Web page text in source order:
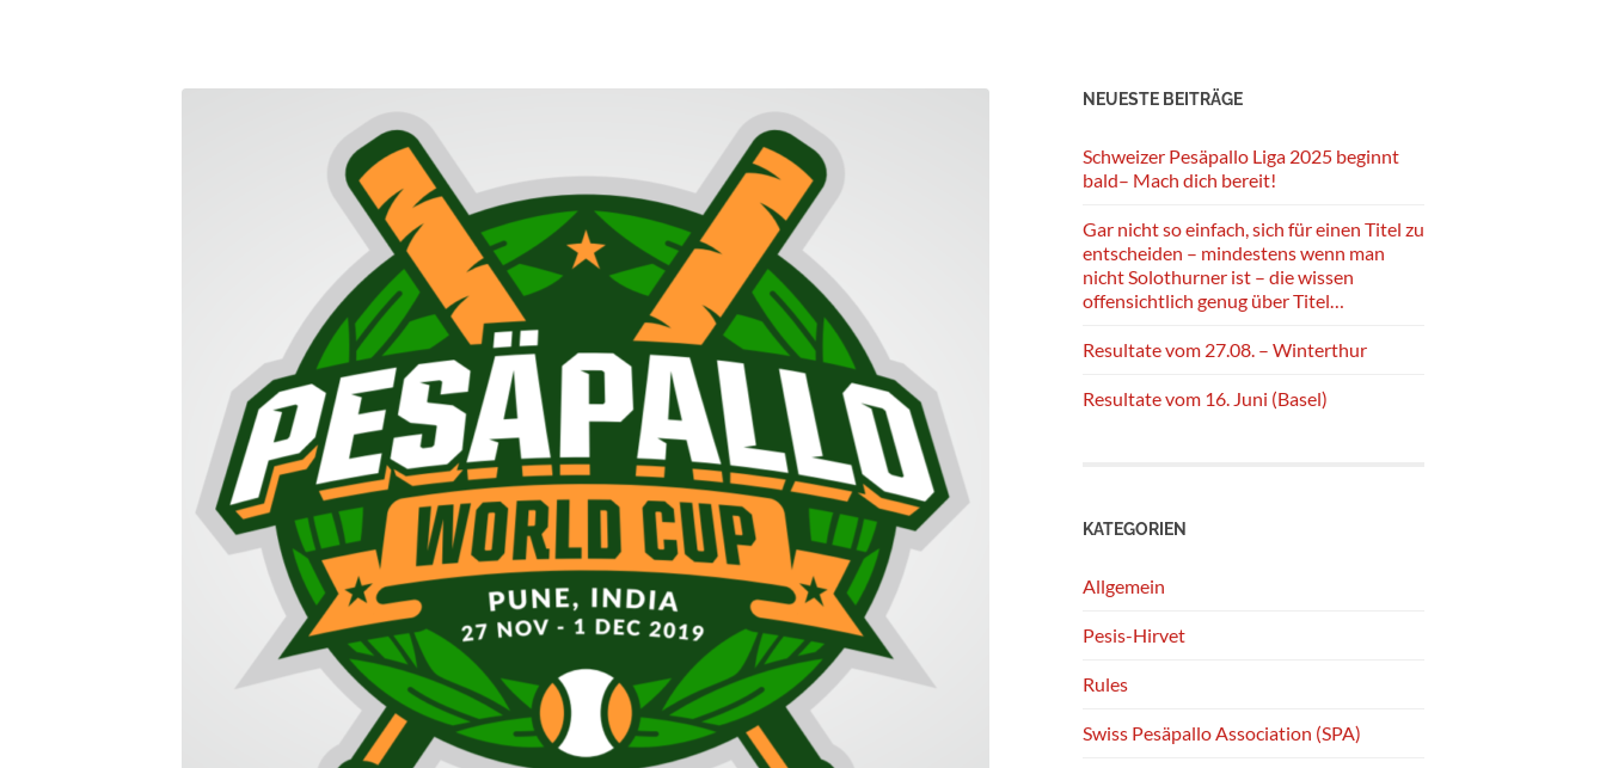
NEUESTE BEITRÄGE
Schweizer Pesäpallo Liga 2025 beginnt
bald– Mach dich bereit!
Gar nicht so einfach, sich für einen Titel zu
entscheiden – mindestens wenn man
nicht Solothurner ist – die wissen
offensichtlich genug über Titel…
Resultate vom 27.08. – Winterthur
Resultate vom 16. Juni (Basel)
KATEGORIEN
Allgemein
Pesis-Hirvet
Rules
Swiss Pesäpallo Association (SPA)